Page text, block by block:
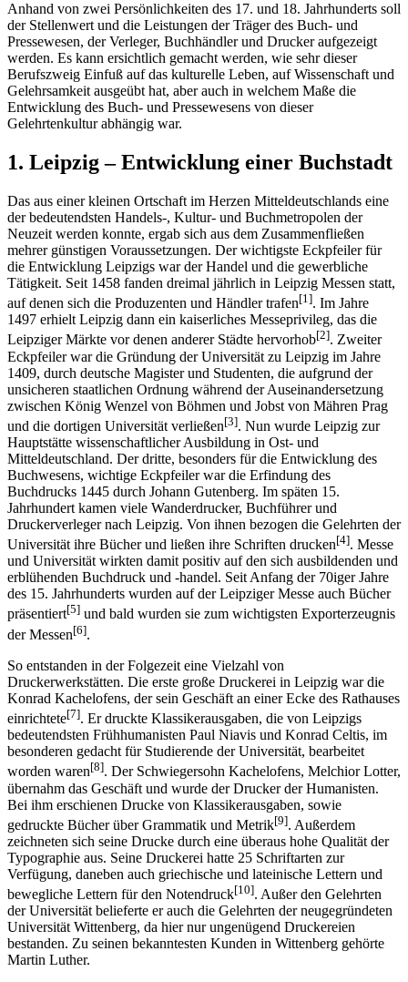
Anhand von zwei Persönlichkeiten des 17. und 18. Jahrhunderts soll
der Stellenwert und die Leistungen der Träger des Buch- und
Pressewesen, der Verleger, Buchhändler und Drucker aufgezeigt
werden. Es kann ersichtlich gemacht werden, wie sehr dieser
Berufszweig Einfuß auf das kulturelle Leben, auf Wissenschaft und
Gelehrsamkeit ausgeübt hat, aber auch in welchem Maße die
Entwicklung des Buch- und Pressewesens von dieser
Gelehrtenkultur abhängig war.
1. Leipzig – Entwicklung einer Buchstadt
Das aus einer kleinen Ortschaft im Herzen Mitteldeutschlands eine
der bedeutendsten Handels-, Kultur- und Buchmetropolen der
Neuzeit werden konnte, ergab sich aus dem Zusammenfließen
mehrer günstigen Voraussetzungen. Der wichtigste Eckpfeiler für
die Entwicklung Leipzigs war der Handel und die gewerbliche
Tätigkeit. Seit 1458 fanden dreimal jährlich in Leipzig Messen statt,
auf denen sich die Produzenten und Händler trafen[1]. Im Jahre
1497 erhielt Leipzig dann ein kaiserliches Messeprivileg, das die
Leipziger Märkte vor denen anderer Städte hervorhob[2]. Zweiter
Eckpfeiler war die Gründung der Universität zu Leipzig im Jahre
1409, durch deutsche Magister und Studenten, die aufgrund der
unsicheren staatlichen Ordnung während der Auseinandersetzung
zwischen König Wenzel von Böhmen und Jobst von Mähren Prag
und die dortigen Universität verließen[3]. Nun wurde Leipzig zur
Hauptstätte wissenschaftlicher Ausbildung in Ost- und
Mitteldeutschland. Der dritte, besonders für die Entwicklung des
Buchwesens, wichtige Eckpfeiler war die Erfindung des
Buchdrucks 1445 durch Johann Gutenberg. Im späten 15.
Jahrhundert kamen viele Wanderdrucker, Buchführer und
Druckerverleger nach Leipzig. Von ihnen bezogen die Gelehrten der
Universität ihre Bücher und ließen ihre Schriften drucken[4]. Messe
und Universität wirkten damit positiv auf den sich ausbildenden und
erblühenden Buchdruck und -handel. Seit Anfang der 70iger Jahre
des 15. Jahrhunderts wurden auf der Leipziger Messe auch Bücher
präsentiert[5] und bald wurden sie zum wichtigsten Exporterzeugnis
der Messen[6].
So entstanden in der Folgezeit eine Vielzahl von
Druckerwerkstätten. Die erste große Druckerei in Leipzig war die
Konrad Kachelofens, der sein Geschäft an einer Ecke des Rathauses
einrichtete[7]. Er druckte Klassikerausgaben, die von Leipzigs
bedeutendsten Frühhumanisten Paul Niavis und Konrad Celtis, im
besonderen gedacht für Studierende der Universität, bearbeitet
worden waren[8]. Der Schwiegersohn Kachelofens, Melchior Lotter,
übernahm das Geschäft und wurde der Drucker der Humanisten.
Bei ihm erschienen Drucke von Klassikerausgaben, sowie
gedruckte Bücher über Grammatik und Metrik[9]. Außerdem
zeichneten sich seine Drucke durch eine überaus hohe Qualität der
Typographie aus. Seine Druckerei hatte 25 Schriftarten zur
Verfügung, daneben auch griechische und lateinische Lettern und
bewegliche Lettern für den Notendruck[10]. Außer den Gelehrten
der Universität belieferte er auch die Gelehrten der neugegründeten
Universität Wittenberg, da hier nur ungenügend Druckereien
bestanden. Zu seinen bekanntesten Kunden in Wittenberg gehörte
Martin Luther.